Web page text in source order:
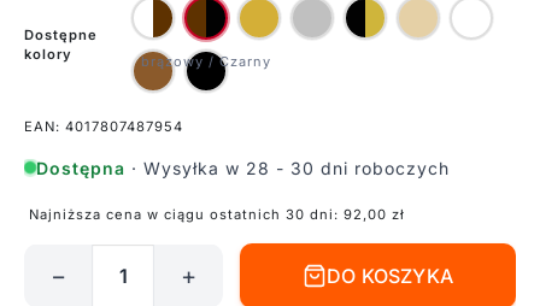
Dostępne
kolory
EAN: 4017807487954
Dostępna · Wysyłka w 28 - 30 dni roboczych
Najniższa cena w ciągu ostatnich 30 dni: 92,00 zł
− + DO KOSZYKA